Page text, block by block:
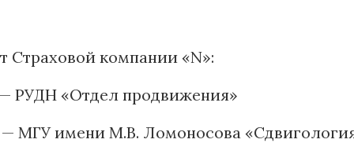
Страховой компании «N»:
РУДН «Отдел продвижения»
— МГУ имени М.В. Ломоносова